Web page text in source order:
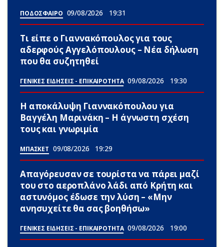
ΠΟΔΟΣΦΑΙΡΟ 09/08/2026 19:31
Τι είπε ο Γιαννακόπουλος για τους
αδερφούς Αγγελόπουλους – Νέα δήλωση
που θα συζητηθεί
ΓΕΝΙΚΕΣ ΕΙΔΗΣΕΙΣ - ΕΠΙΚΑΙΡΟΤΗΤΑ 09/08/2026 19:30
Η αποκάλυψη Γιαννακόπουλου για
Βαγγέλη Μαρινάκη – Η άγνωστη σχέση
τους και γνωριμία
ΜΠΑΣΚΕΤ 09/08/2026 19:29
Απαγόρευσαν σε τουρίστα να πάρει μαζί
του στο αεροπλάνο λάδι από Κρήτη και
αστυνόμος έδωσε την λύση – «Μην
ανησυχείτε θα σας βοηθήσω»
ΓΕΝΙΚΕΣ ΕΙΔΗΣΕΙΣ - ΕΠΙΚΑΙΡΟΤΗΤΑ 09/08/2026 19:00